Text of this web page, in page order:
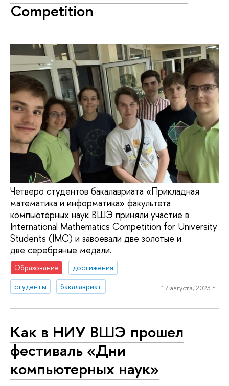
Competition
Четверо студентов бакалавриата «Прикладная
математика и информатика» факультета
компьютерных наук ВШЭ приняли участие в
International Mathematics Competition for University
Students (IMC) и завоевали две золотые и
две серебряные медали.
Образование
достижения
студенты
бакалавриат 17 августа, 2023 г.
Как в НИУ ВШЭ прошел
фестиваль «Дни
компьютерных наук»